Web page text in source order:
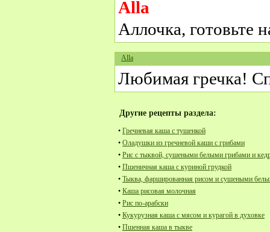
Alla
Аллочка, готовьте
Alla
Любимая гречка!
Другие рецепты раздела:
• Гречневая каша с тушенкой
• Оладушки из гречневой каши с грибами
• Рис с тыквой, сушеными белыми грибами и
• Пшеничная каша с куриной грудкой
• Тыква, фаршированная рисом и сушеными
• Каша рисовая молочная
• Рис по-арабски
• Кукурузная каша с мясом и курагой в духовке
• Пшенная каша в тыкве